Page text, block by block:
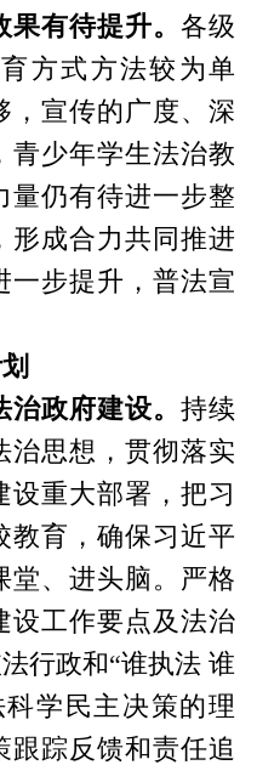
果有待提升。各级
方式方法较为单
，宣传的广度、深
青少年学生法治教
量仍有待进一步整
形成合力共同推进
一步提升，普法宣
治政府建设。持续
治思想，贯彻落实
设重大部署，把习
教育，确保习近平
堂、进头脑。严格
设工作要点及法治
行政和“谁执法 谁
学民主决策的理
跟踪反馈和责任追